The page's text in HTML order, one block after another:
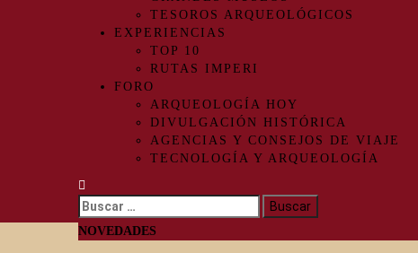
TESOROS ARQUEOLÓGICOS
EXPERIENCIAS
TOP 10
RUTAS IMPERI
FORO
ARQUEOLOGÍA HOY
DIVULGACIÓN HISTÓRICA
AGENCIAS Y CONSEJOS DE VIAJE
TECNOLOGÍA Y ARQUEOLOGÍA
Buscar:
NOVEDADES